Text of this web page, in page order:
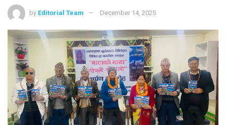
by Editorial Team December 14, 2025